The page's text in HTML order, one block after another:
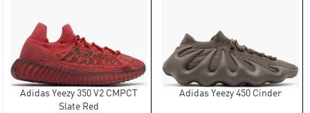
Adidas Yeezy 350 V2 CMPCT
Slate Red
Adidas Yeezy 450 Cinder